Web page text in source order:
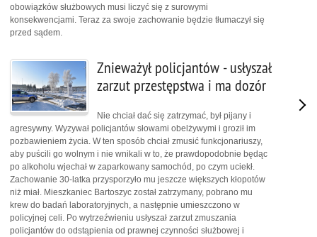
obowiązków służbowych musi liczyć się z surowymi
konsekwencjami. Teraz za swoje zachowanie będzie tłumaczył się
przed sądem.
Znieważył policjantów - usłyszał
zarzut przestępstwa i ma dozór
Nie chciał dać się zatrzymać, był pijany i
agresywny. Wyzywał policjantów słowami obelżywymi i groził im
pozbawieniem życia. W ten sposób chciał zmusić funkcjonariuszy,
aby puścili go wolnym i nie wnikali w to, że prawdopodobnie będąc
po alkoholu wjechał w zaparkowany samochód, po czym uciekł.
Zachowanie 30-latka przysporzyło mu jeszcze większych kłopotów
niż miał. Mieszkaniec Bartoszyc został zatrzymany, pobrano mu
krew do badań laboratoryjnych, a następnie umieszczono w
policyjnej celi. Po wytrzeźwieniu usłyszał zarzut zmuszania
policjantów do odstąpienia od prawnej czynności służbowej i